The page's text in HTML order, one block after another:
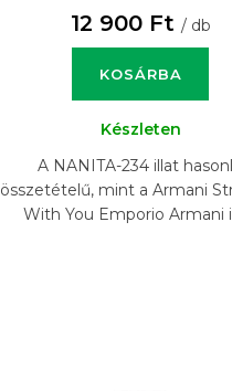
12 900 Ft / db
KOSÁRBA
Készleten
A NANITA-234 illat
összetételű, mint a Armani
With You Emporio Armani